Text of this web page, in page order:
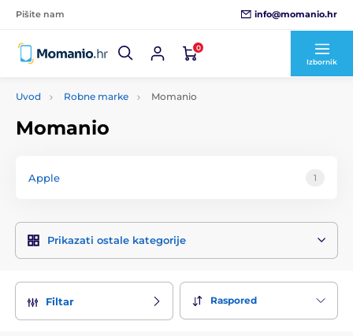
Pišite nam info@momanio.hr
0
Izbornik
Uvod Robne marke Momanio
Momanio
Apple 1
Prikazati ostale kategorije
Filtar Raspored